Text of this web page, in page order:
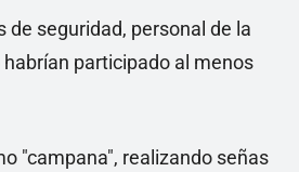
seguridad, personal de la
participado al menos
"campana", realizando señas